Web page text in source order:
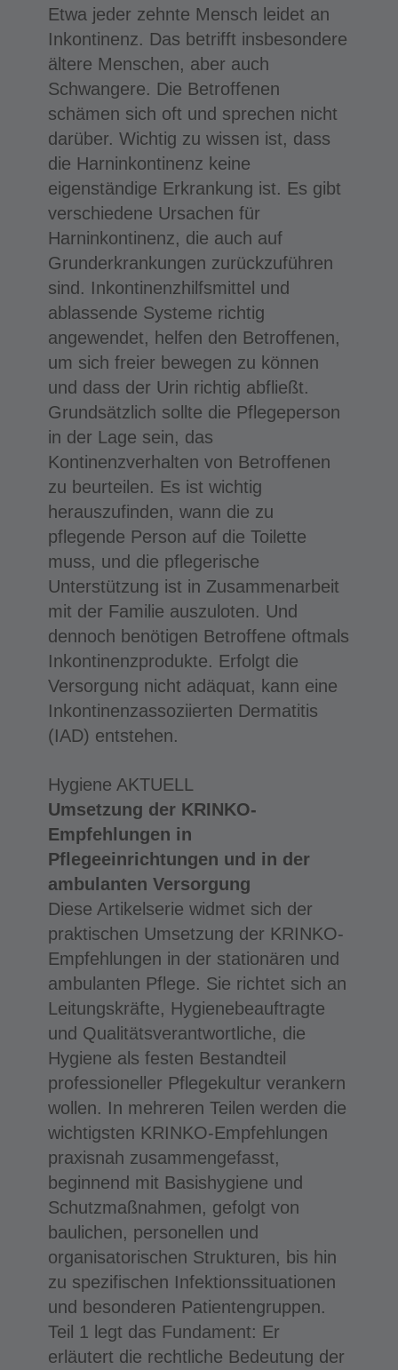
Etwa jeder zehnte Mensch leidet an
Inkontinenz. Das betrifft insbesondere
ältere Menschen, aber auch
Schwangere. Die Betroffenen
schämen sich oft und sprechen nicht
darüber. Wichtig zu wissen ist, dass
die Harninkontinenz keine
eigenständige Erkrankung ist. Es gibt
verschiedene Ursachen für
Harninkontinenz, die auch auf
Grunderkrankungen zurückzuführen
sind. Inkontinenzhilfsmittel und
ablassende Systeme richtig
angewendet, helfen den Betroffenen,
um sich freier bewegen zu können
und dass der Urin richtig abfließt.
Grundsätzlich sollte die Pflegeperson
in der Lage sein, das
Kontinenzverhalten von Betroffenen
zu beurteilen. Es ist wichtig
herauszufinden, wann die zu
pflegende Person auf die Toilette
muss, und die pflegerische
Unterstützung ist in Zusammenarbeit
mit der Familie auszuloten. Und
dennoch benötigen Betroffene oftmals
Inkontinenzprodukte. Erfolgt die
Versorgung nicht adäquat, kann eine
Inkontinenzassoziierten Dermatitis
(IAD) entstehen.
Hygiene AKTUELL
Umsetzung der KRINKO-
Empfehlungen in
Pflegeeinrichtungen und in der
ambulanten Versorgung
Diese Artikelserie widmet sich der
praktischen Umsetzung der KRINKO-
Empfehlungen in der stationären und
ambulanten Pflege. Sie richtet sich an
Leitungskräfte, Hygienebeauftragte
und Qualitätsverantwortliche, die
Hygiene als festen Bestandteil
professioneller Pflegekultur verankern
wollen. In mehreren Teilen werden die
wichtigsten KRINKO-Empfehlungen
praxisnah zusammengefasst,
beginnend mit Basishygiene und
Schutzmaßnahmen, gefolgt von
baulichen, personellen und
organisatorischen Strukturen, bis hin
zu spezifischen Infektionssituationen
und besonderen Patientengruppen.
Teil 1 legt das Fundament: Er
erläutert die rechtliche Bedeutung der